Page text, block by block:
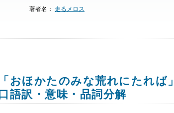
著者名： 走るメロス
「おほかたのみな荒れにたれば
語訳・意味・品詞分解